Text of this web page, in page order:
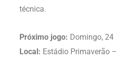
técnica.
Próximo jogo: Domingo, 24
Local: Estádio Primaverão